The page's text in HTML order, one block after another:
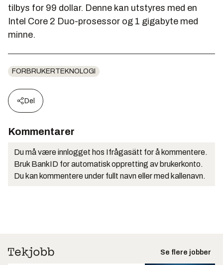
tilbys for 99 dollar. Denne kan utstyres med en
Intel Core 2 Duo-prosessor og 1 gigabyte med
minne.
FORBRUKERTEKNOLOGI
Del
Kommentarer
Du må være innlogget hos Ifrågasätt for å kommentere.
Bruk BankID for automatisk oppretting av brukerkonto.
Du kan kommentere under fullt navn eller med kallenavn.
Se flere jobber